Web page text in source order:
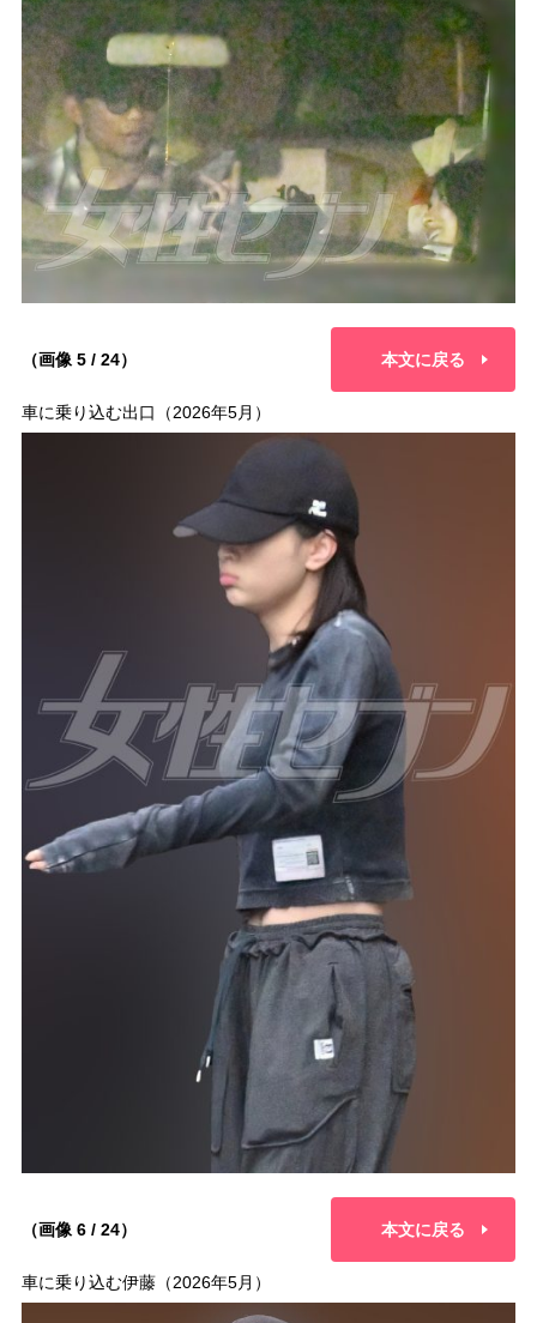
（画像 5 / 24） 本文に戻る
車に乗り込む出口（2026年5月）
（画像 6 / 24） 本文に戻る
車に乗り込む伊藤（2026年5月）